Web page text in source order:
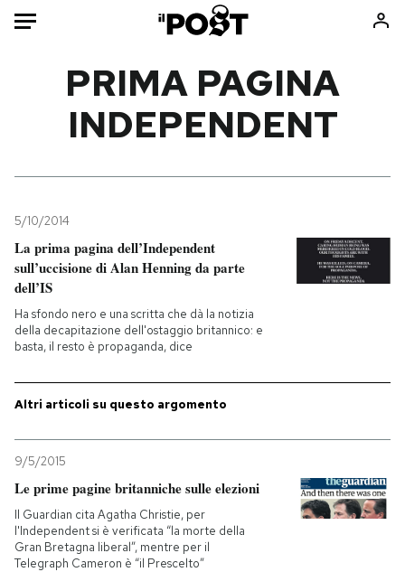
HOME
Mondo
Tecnologia
Internet
Cultura
Economia
Libri
Europa
Altrecose
PODCAST
NEWSLETTER
I MIEI PREFERITI
PRIMA PAGINA
INDEPENDENT
5/10/2014
La prima pagina dell’Independent
sull’uccisione di Alan Henning da parte
dell’IS
Ha sfondo nero e una scritta che dà la notizia
della decapitazione dell'ostaggio britannico: e
basta, il resto è propaganda, dice
Altri articoli su questo argomento
9/5/2015
Le prime pagine britanniche sulle elezioni
Il Guardian cita Agatha Christie, per
l'Independent si è verificata “la morte della
Gran Bretagna liberal”, mentre per il
Telegraph Cameron è “il Prescelto”